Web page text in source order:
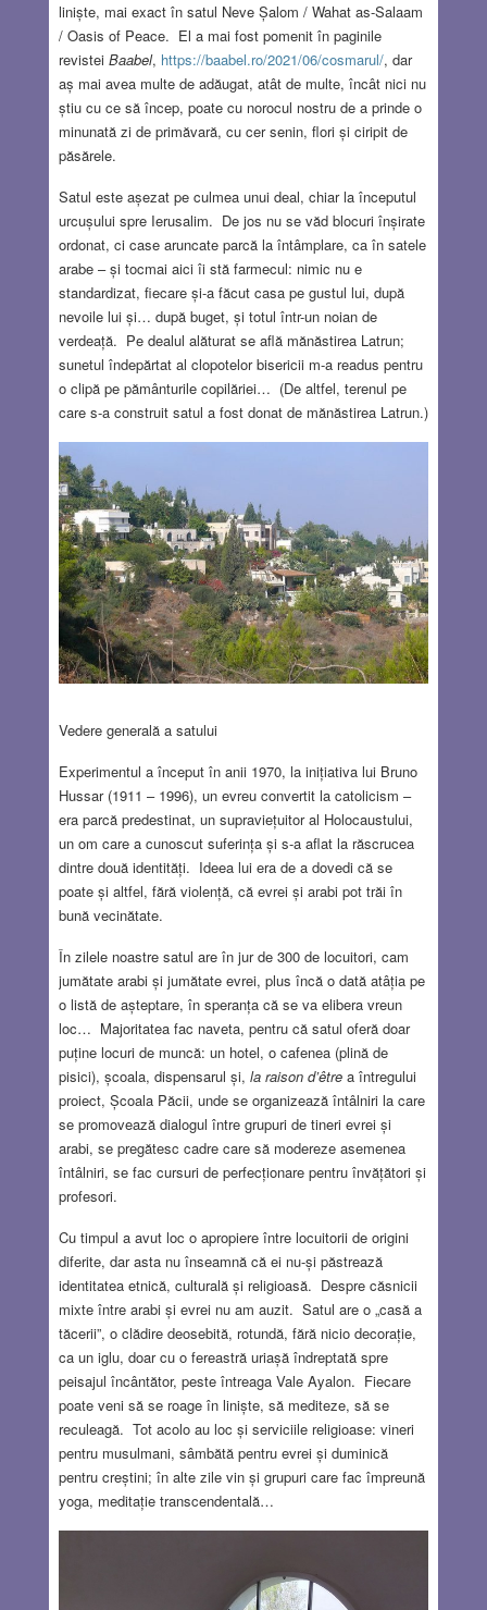
liniște, mai exact în satul Neve Șalom / Wahat as-Salaam
/ Oasis of Peace. El a mai fost pomenit în paginile
revistei Baabel, https://baabel.ro/2021/06/cosmarul/, dar
aș mai avea multe de adăugat, atât de multe, încât nici nu
știu cu ce să încep, poate cu norocul nostru de a prinde o
minunată zi de primăvară, cu cer senin, flori și ciripit de
păsărele.
Satul este așezat pe culmea unui deal, chiar la începutul
urcușului spre Ierusalim. De jos nu se văd blocuri înșirate
ordonat, ci case aruncate parcă la întâmplare, ca în satele
arabe – și tocmai aici îi stă farmecul: nimic nu e
standardizat, fiecare și-a făcut casa pe gustul lui, după
nevoile lui și… după buget, și totul într-un noian de
verdeață. Pe dealul alăturat se află mănăstirea Latrun;
sunetul îndepărtat al clopotelor bisericii m-a readus pentru
o clipă pe pământurile copilăriei… (De altfel, terenul pe
care s-a construit satul a fost donat de mănăstirea Latrun.)
Vedere generală a satului
Experimentul a început în anii 1970, la inițiativa lui Bruno
Hussar (1911 – 1996), un evreu convertit la catolicism –
era parcă predestinat, un supraviețuitor al Holocaustului,
un om care a cunoscut suferința și s-a aflat la răscrucea
dintre două identități. Ideea lui era de a dovedi că se
poate și altfel, fără violență, că evrei și arabi pot trăi în
bună vecinătate.
În zilele noastre satul are în jur de 300 de locuitori, cam
jumătate arabi și jumătate evrei, plus încă o dată atâția pe
o listă de așteptare, în speranța că se va elibera vreun
loc… Majoritatea fac naveta, pentru că satul oferă doar
puține locuri de muncă: un hotel, o cafenea (plină de
pisici), școala, dispensarul și, la raison d’êtrea întregului
proiect, Școala Păcii, unde se organizează întâlniri la care
se promovează dialogul între grupuri de tineri evrei și
arabi, se pregătesc cadre care să modereze asemenea
întâlniri, se fac cursuri de perfecționare pentru învățători și
profesori.
Cu timpul a avut loc o apropiere între locuitorii de origini
diferite, dar asta nu înseamnă că ei nu-și păstrează
identitatea etnică, culturală și religioasă. Despre căsnicii
mixte între arabi și evrei nu am auzit. Satul are o „casă a
tăcerii”, o clădire deosebită, rotundă, fără nicio decorație,
ca un iglu, doar cu o fereastră uriașă îndreptată spre
peisajul încântător, peste întreaga Vale Ayalon. Fiecare
poate veni să se roage în liniște, să mediteze, să se
reculeagă. Tot acolo au loc și serviciile religioase: vineri
pentru musulmani, sâmbătă pentru evrei și duminică
pentru creștini; în alte zile vin și grupuri care fac împreună
yoga, meditație transcendentală…